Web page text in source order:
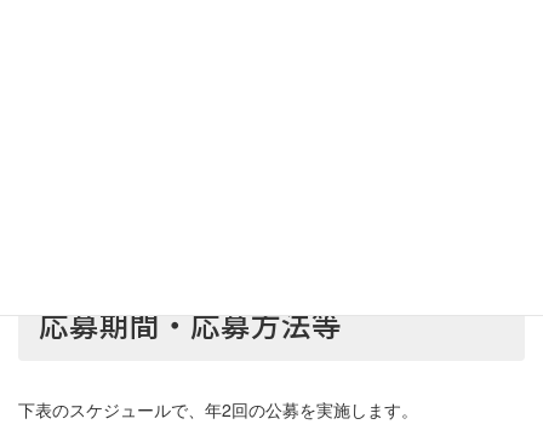
応募期間・応募方法等
下表のスケジュールで、年2回の公募を実施します。